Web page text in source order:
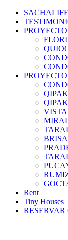
SACHALIFE
Rent
Tiny Houses
RESERVAR